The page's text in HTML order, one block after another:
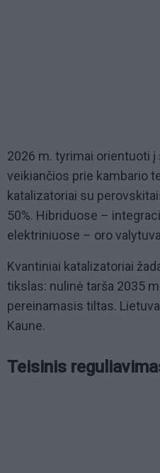
2026 m. tyrimai orientuoti
veikiančios prie kambario
katalizatoriai su
50%. Hibriduose –
elektriniuose – oro
Kvantiniai katalizatoriai
tikslas: nulinė tarša 2035
pereinamasis tiltas.
Kaune.
Teisinis